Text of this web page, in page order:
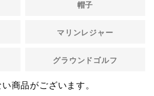
帽子
マリンレジャー
グラウンドゴルフ
商品がございます。